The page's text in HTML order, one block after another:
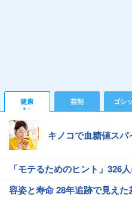
健康 芸能 ゴシ
キノコで血糖値スパ
「モテるためのヒント」326
容姿と寿命 28年追跡で見えた